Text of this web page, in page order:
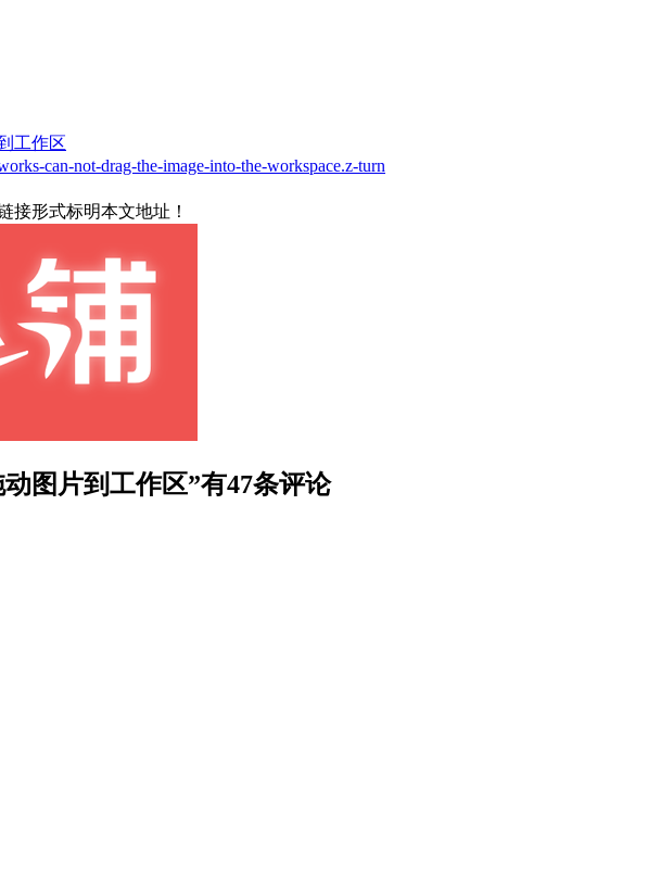
工作区
can-not-drag-the-image-into-the-workspace.z-turn
接形式标明本文地址！
图片到工作区”有47条评论